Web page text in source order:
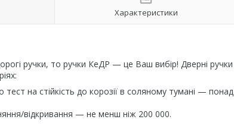
Характеристики
ручки, то ручки КеДР — це Ваш вибір! Дверні ручки
на стійкість до корозії в соляному тумані — понад
відкривання — не менш ніж 200 000.